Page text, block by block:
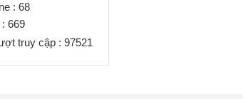
: 68
669
truy cập : 97521